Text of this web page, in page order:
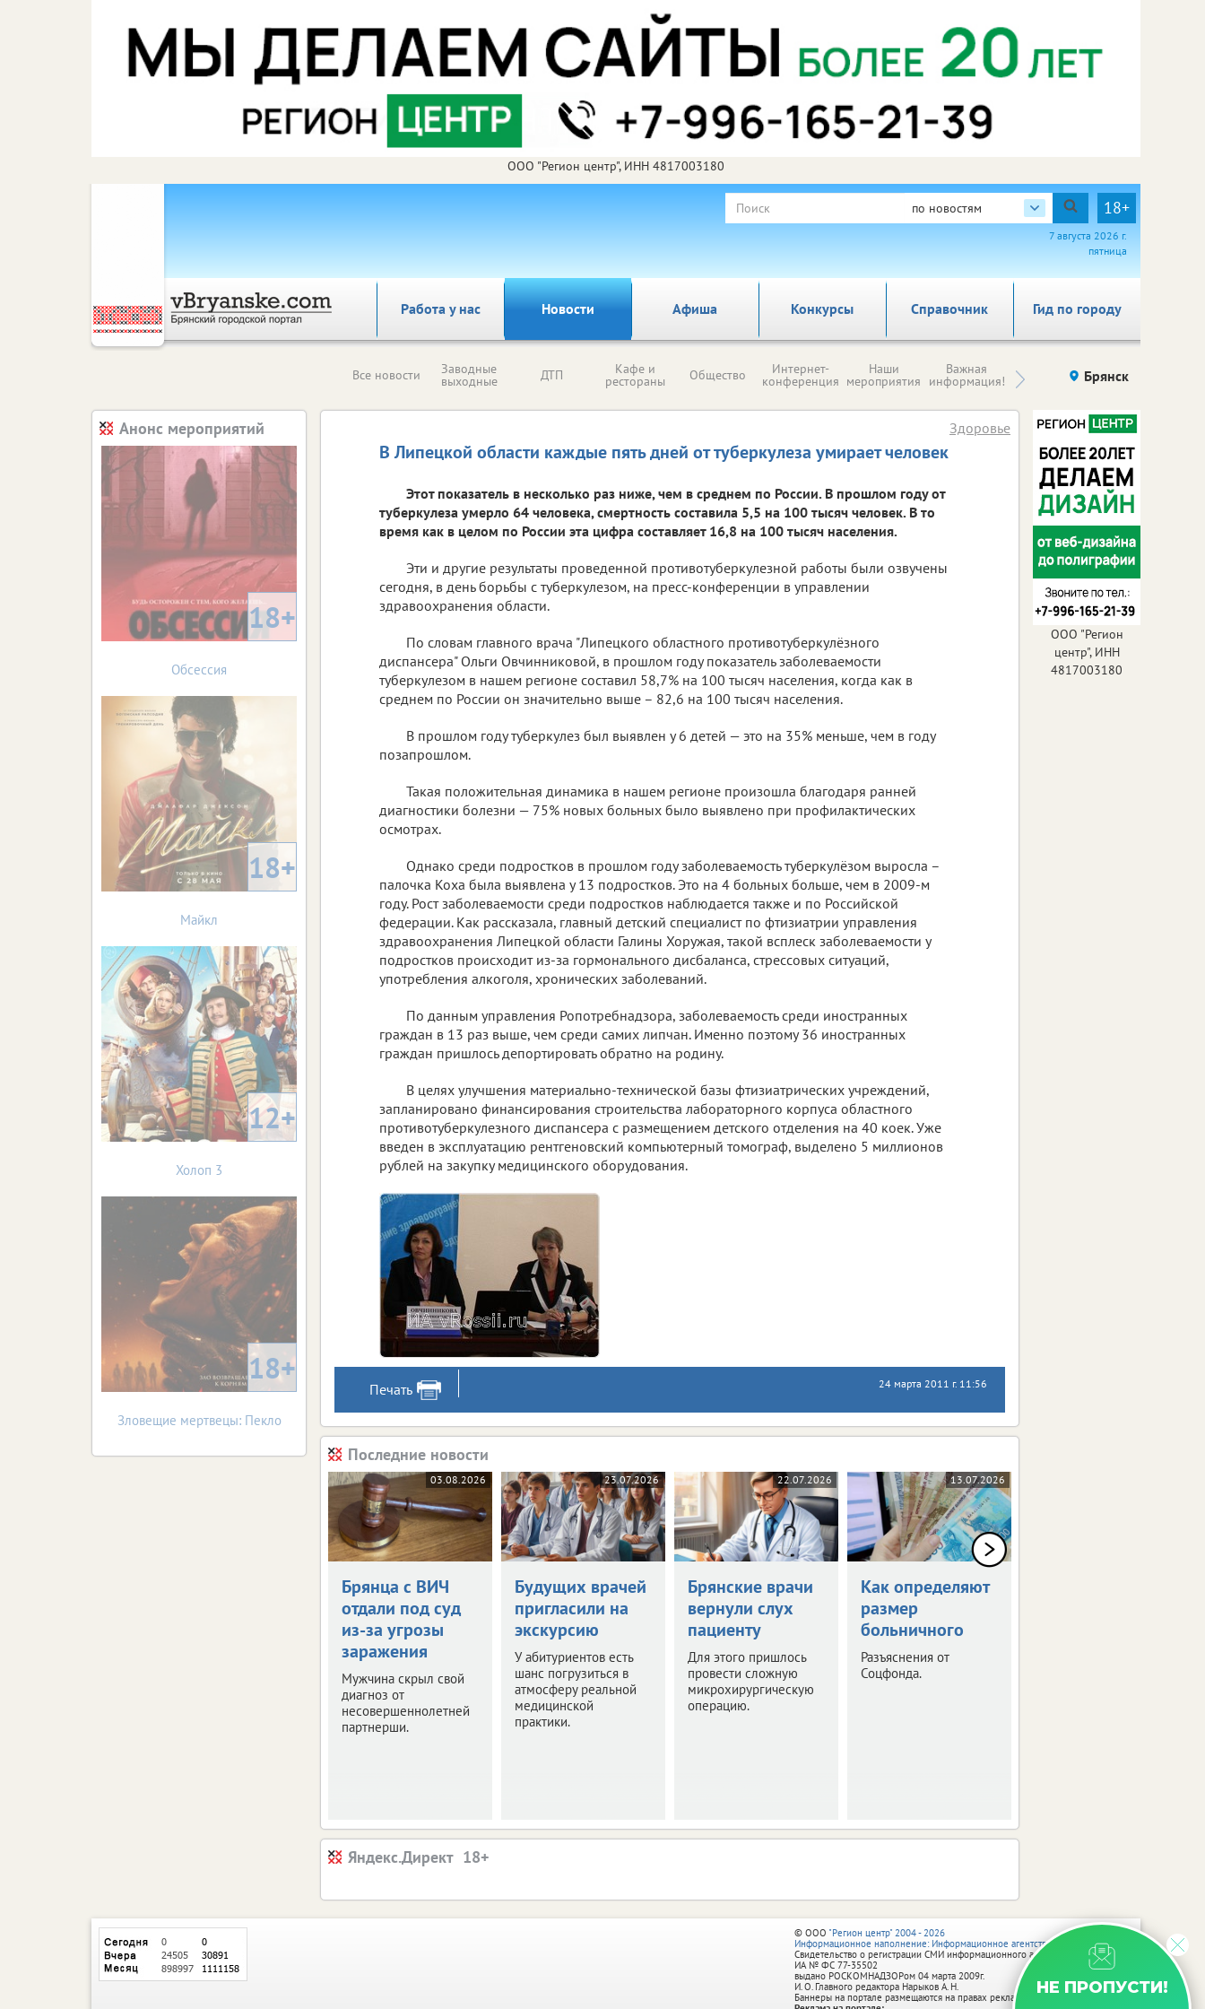
ООО "Регион центр", ИНН 4817003180
по новостям 18+
7 августа 2026 г.
пятница
Работа у нас Новости Афиша Справочник Гид по городу
Конкурсы
Все новости Заводные
выходные ДТП Кафе и
рестораны Общество Интернет-
конференция
Наши
мероприятия
Важная
информация! Происшествия Здоровье
Брянск
В Липецкой области каждые пять дней от туберкулеза умирает человек
Здоровье
Этот показатель в несколько раз ниже, чем в среднем по России. В прошлом году от
туберкулеза умерло 64 человека, смертность составила 5,5 на 100 тысяч человек. В то
время как в целом по России эта цифра составляет 16,8 на 100 тысяч населения.
Эти и другие результаты проведенной противотуберкулезной работы были озвучены
сегодня, в день борьбы с туберкулезом, на пресс-конференции в управлении
здравоохранения области.
По словам главного врача "Липецкого областного противотуберкулёзного
диспансера" Ольги Овчинниковой, в прошлом году показатель заболеваемости
туберкулезом в нашем регионе составил 58,7% на 100 тысяч населения, когда как в
среднем по России он значительно выше – 82,6 на 100 тысяч населения.
В прошлом году туберкулез был выявлен у 6 детей — это на 35% меньше, чем в году
позапрошлом.
Такая положительная динамика в нашем регионе произошла благодаря ранней
диагностики болезни — 75% новых больных было выявлено при профилактических
осмотрах.
Однако среди подростков в прошлом году заболеваемость туберкулёзом выросла –
палочка Коха была выявлена у 13 подростков. Это на 4 больных больше, чем в 2009-м
году. Рост заболеваемости среди подростков наблюдается также и по Российской
федерации. Как рассказала, главный детский специалист по фтизиатрии управления
здравоохранения Липецкой области Галины Хоружая, такой всплеск заболеваемости у
подростков происходит из-за гормонального дисбаланса, стрессовых ситуаций,
употребления алкоголя, хронических заболеваний.
По данным управления Ропотребнадзора, заболеваемость среди иностранных
граждан в 13 раз выше, чем среди самих липчан. Именно поэтому 36 иностранных
граждан пришлось депортировать обратно на родину.
В целях улучшения материально-технической базы фтизиатрических учреждений,
запланировано финансирования строительства лабораторного корпуса областного
противотуберкулезного диспансера с размещением детского отделения на 40 коек. Уже
введен в эксплуатацию рентгеновский компьютерный томограф, выделено 5 миллионов
рублей на закупку медицинского оборудования.
Печать 24 марта 2011 г. 11:56
Последние новости
03.08.2026
Брянца с ВИЧ
отдали под суд
из-за угрозы
заражения
Мужчина скрыл свой
диагноз от
несовершеннолетней
партнерши.
23.07.2026
Будущих врачей
пригласили на
экскурсию
У абитуриентов есть
шанс погрузиться в
атмосферу реальной
медицинской
практики.
22.07.2026
Брянские врачи
вернули слух
пациенту
Для этого пришлось
провести сложную
микрохирургическую
операцию.
13.07.2026
Как определяют
размер
больничного
Разъяснения от
Соцфонда.
Яндекс.Директ
Анонс мероприятий
18+
Обсессия
18+
Майкл
12+
Холоп 3
18+
Зловещие мертвецы: Пекло
ООО "Регион
центр", ИНН
4817003180
НЕ ПРОПУСТИ!
© ООО "Регион центр" 2004 - 2026
Информационное наполнение: Информационное агентство vRossii.ru
Свидетельство о регистрации СМИ информационного агентства vRossii.ru
ИА № ФС 77‑35502
выдано РОСКОМНАДЗОРом 04 марта 2009г.
И. О. Главного редактора Нарыков А. Н.
Баннеры на портале размещаются на правах рекламы.